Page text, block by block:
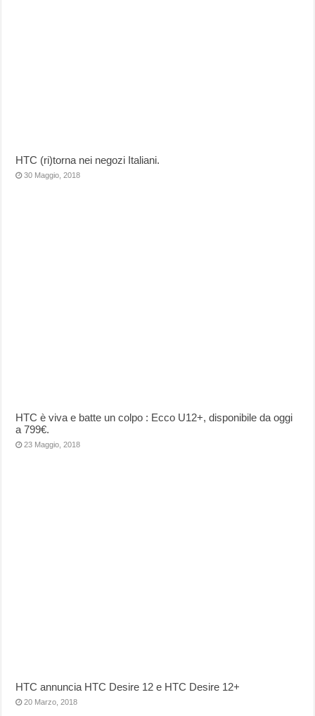
HTC (ri)torna nei negozi Italiani.
30 Maggio, 2018
HTC è viva e batte un colpo : Ecco U12+, disponibile da oggi
a 799€.
23 Maggio, 2018
HTC annuncia HTC Desire 12 e HTC Desire 12+
20 Marzo, 2018